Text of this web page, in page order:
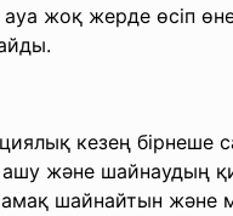
жоқ жерде өсіп
кезең бірнеше
және шайнаудың
шайнайтын және